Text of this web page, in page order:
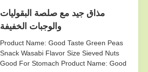
مذاق جيد مع صلصة البقوليات
والوجبات الخفيفة
Product Name: Good Taste Green Peas
Snack Wasabi Flavor Size Sieved Nuts
Good For Stomach Product Name: Good